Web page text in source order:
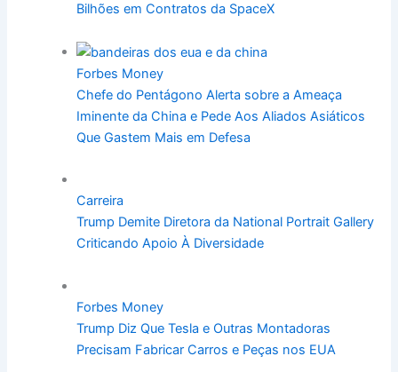
Bilhões em Contratos da SpaceX
Forbes Money
Chefe do Pentágono Alerta sobre a Ameaça
Iminente da China e Pede Aos Aliados Asiáticos
Que Gastem Mais em Defesa
Carreira
Trump Demite Diretora da National Portrait Gallery
Criticando Apoio À Diversidade
Forbes Money
Trump Diz Que Tesla e Outras Montadoras
Precisam Fabricar Carros e Peças nos EUA